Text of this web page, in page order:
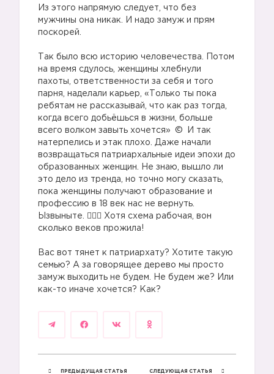
Из этого напрямую следует, что без
мужчины она никак. И надо замуж и прям
поскорей.
Так было всю историю человечества. Потом
на время сдулось, женщины хлебнули
пахоты, ответственности за себя и того
парня, наделали карьер, «Только ты пока
ребятам не рассказывай, что как раз тогда,
когда всего добьёшься в жизни, больше
всего волком завыть хочется»
И так
натерпелись и этак плохо. Даже начали
возвращаться патриархальные идеи эпохи до
образованных женщин. Не знаю, вышло ли
это дело из тренда, но точно могу сказать,
пока женщины получают образование и
профессию в 18 век нас не вернуть.
Ызвыныте. 🤷🏼‍♀️ Хотя схема рабочая, вон
сколько веков прожила!
Вас вот тянет к патриархату? Хотите такую
семью? А за говорящее дерево мы просто
замуж выходить не будем. Не будем же? Или
как-то иначе хочется? Как?
ПРЕДЫДУЩАЯ СТАТЬЯ СЛЕДУЮЩАЯ СТАТЬЯ